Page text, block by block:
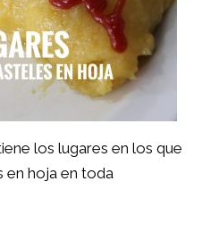
los lugares en los que
en hoja en toda